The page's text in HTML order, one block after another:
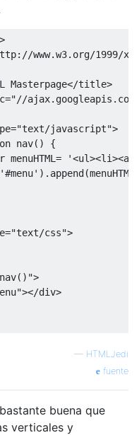
>
www.w3.org/1999/
Masterpage</title>
="//
="text/javascript">
nav()
{
menuHTML =
'<ul><li><a
'#menu' ). append(menuHTML
="text/css">
>
></div>
— HTMLJedi
fuente
buena que
verticales y